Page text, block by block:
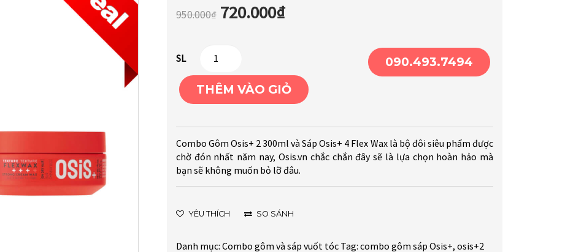
dựa trên
đánh giá
950.000₫ 720.000₫
SL
Số
lượng
090.493.7494
THÊM VÀO GIỎ
Combo Gôm Osis+ 2 300ml và Sáp Osis+ 4 Flex Wax là bộ đôi siêu phẩm được
chờ đón nhất năm nay, Osis.vn chắc chắn đây sẽ là lựa chọn hoàn hảo mà
bạn sẽ không muốn bỏ lỡ đâu.
YÊU THÍCH SO SÁNH
Danh mục: Combo gôm và sáp vuốt tóc Tag: combo gôm sáp Osis+, osis+2